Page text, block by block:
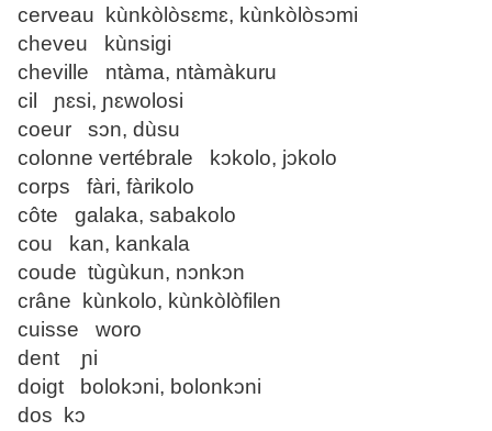
cerveau kùnkòlòsɛmɛ, kùnkòlòsɔmi
cheveu kùnsigi
cheville ntàma, ntàmàkuru
cil ɲɛsi, ɲɛwolosi
coeur sɔn, dùsu
colonne vertébrale kɔkolo, jɔkolo
corps fàri, fàrikolo
côte galaka, sabakolo
cou kan, kankala
coude tùgùkun, nɔnkɔn
crâne kùnkolo, kùnkòlòfilen
cuisse woro
dent ɲi
doigt bolokɔni, bolonkɔni
dos kɔ